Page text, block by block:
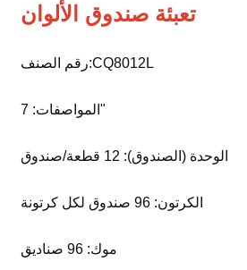
تعبئة صندوق الألوان
رقم الصنف:CQ8012L
المواصفات: 7"
الوحدة (الصندوق): 12 قطعة/صندوق
الكرتون: 96 صندوق لكل كرتونة
موك: 96 صناديق